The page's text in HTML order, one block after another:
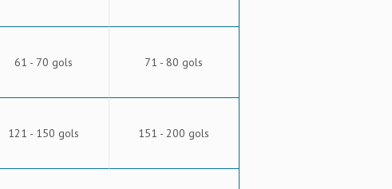
61 - 70 gols 71 - 80 gols
121 - 150 gols 151 - 200 gols